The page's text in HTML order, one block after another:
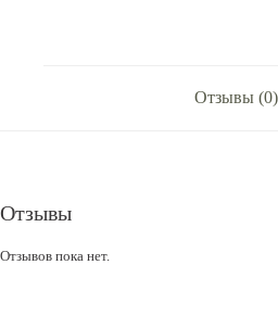
Отзывы (0)
Отзывы
Отзывов пока нет.